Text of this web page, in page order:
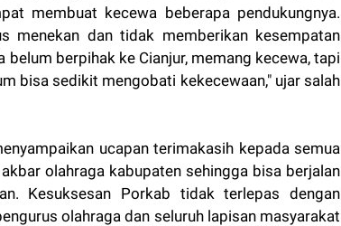
membuat kecewa beberapa pendukungnya.
menekan dan tidak memberikan kesempatan
berpihak ke Cianjur, memang kecewa, tapi
bisa sedikit mengobati kekecewaan," ujar salah
ucapan terimakasih kepada semua
olahraga kabupaten sehingga bisa berjalan
Kesuksesan Porkab tidak terlepas dengan
olahraga dan seluruh lapisan masyarakat